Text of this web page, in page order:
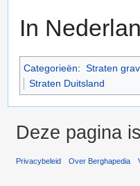
In
Categorieën: Straten
Straten Duitsland
Deze pagina
Privacybeleid Over Berghapedia